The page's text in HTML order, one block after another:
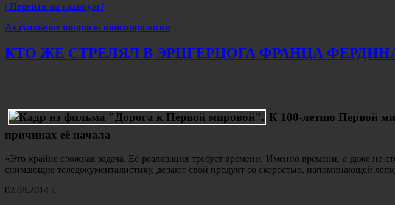
| Перейти на главную |
Актуальные вопросы конспирологии
КТО ЖЕ СТРЕЛЯЛ В ЭРЦГЕРЦОГА ФРАНЦА
К 100-летию Первой
причинах её начала
«Это крайне сложная задача. Её реализация требует времени. Именно времени, а даже не
снимающие теледокументалистику, делают свой продукт со скоростью, напоминающей
02.08.2014 г.